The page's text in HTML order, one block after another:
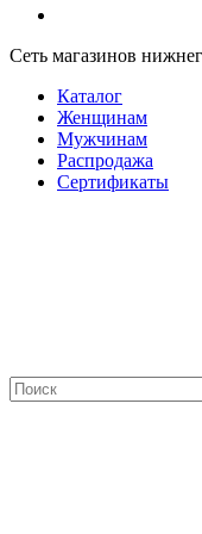
Сеть магазинов
Каталог
Женщинам
Мужчинам
Распродажа
Сертификаты